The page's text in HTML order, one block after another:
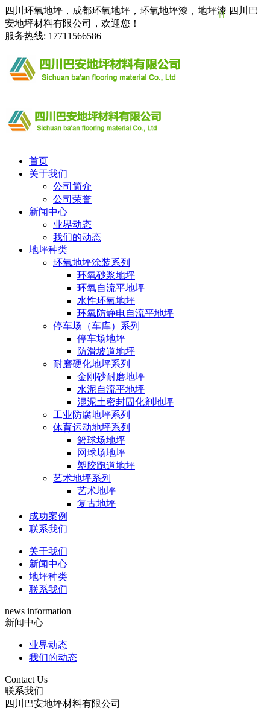
四川环氧地坪，成都环氧地坪，环氧地坪漆，地坪漆 四川巴
安地坪材料有限公司，欢迎您！
服务热线: 17711566586

首页
关于我们
公司简介
公司荣誉
新闻中心
业界动态
我们的动态
地坪种类
环氧地坪涂装系列
环氧砂浆地坪
环氧自流平地坪
水性环氧地坪
环氧防静电自流平地坪
停车场（车库）系列
停车场地坪
防滑坡道地坪
耐磨硬化地坪系列
金刚砂耐磨地坪
水泥自流平地坪
混泥土密封固化剂地坪
工业防腐地坪系列
体育运动地坪系列
篮球场地坪
网球场地坪
塑胶跑道地坪
艺术地坪系列
艺术地坪
复古地坪
成功案例
联系我们
关于我们
新闻中心
地坪种类
联系我们
news information
新闻中心
业界动态
我们的动态
Contact Us
联系我们
四川巴安地坪材料有限公司